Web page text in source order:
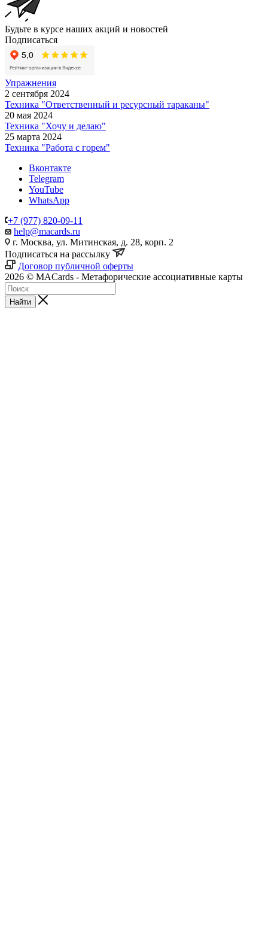
Будьте в курсе наших акций и новостей
Подписаться
Упражнения
2 сентября 2024
Техника "Ответственный и ресурсный тараканы"
20 мая 2024
Техника "Хочу и делаю"
25 марта 2024
Техника "Работа с горем"
Вконтакте
Telegram
YouTube
WhatsApp
+7 (977) 820-09-11
help@macards.ru
г. Москва, ул. Митинская, д. 28, корп. 2
Подписаться на рассылку
Договор публичной оферты
2026 © MACards - Метафорические ассоциативные карты
Найти